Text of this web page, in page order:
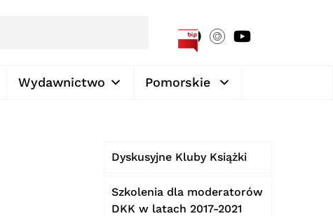
Wydawnictwo Pomorskie
Dyskusyjne Kluby Książki
Szkolenia dla moderatorów
DKK w latach 2017-2021